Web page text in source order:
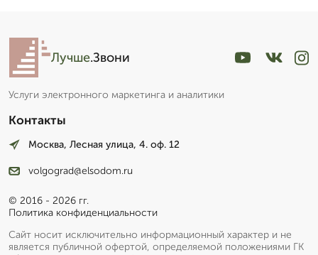
Лучше.Звони
Услуги электронного маркетинга и аналитики
Контакты
Москва, Лесная улица, 4. оф. 12
volgograd@elsodom.ru
© 2016 - 2026 гг.
Политика конфиденциальности
Сайт носит исключительно информационный характер и не
является публичной офертой, определяемой положениями ГК